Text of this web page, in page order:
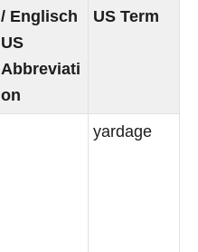
/ Englisch
US
Abbreviati
on
US Term
yardage